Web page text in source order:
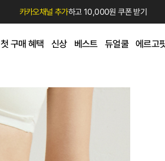
카카오채널 추가하고 10,000원 쿠폰 받기
첫 구매 혜택 신상 베스트 듀얼쿨 에르고